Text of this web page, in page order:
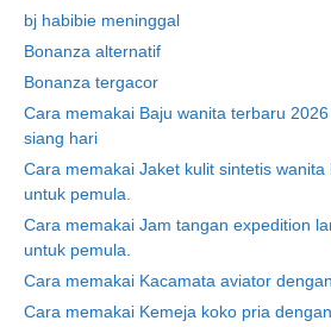
bj habibie meninggal
Bonanza alternatif
Bonanza tergacor
Cara memakai Baju wanita terbaru
siang hari
Cara memakai Jaket kulit sintetis
untuk pemula.
Cara memakai Jam tangan expedition
untuk pemula.
Cara memakai Kacamata aviator
Cara memakai Kemeja koko pria